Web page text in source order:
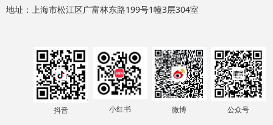
地址：上海市松江区广富林东路199号1幢3层304室
微博 公众号
抖音 小红书